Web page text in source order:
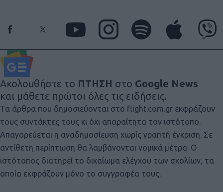
Ακολουθήστε το ΠΤΗΣΗ στο Google News
και μάθετε πρώτοι όλες τις ειδήσεις.
Τα άρθρα που δημοσιεύονται στο flight.com.gr εκφράζουν
τους συντάκτες τους κι όχι απαραίτητα τον ιστότοπο.
Απαγορεύεται η αναδημοσίευση χωρίς γραπτή έγκριση. Σε
αντίθετη περίπτωση θα λαμβάνονται νομικά μέτρα. Ο
ιστότοπος διατηρεί το δικαίωμα ελέγχου των σχολίων, τα
οποία εκφράζουν μόνο το συγγραφέα τους.